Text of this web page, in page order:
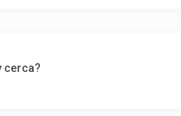
cerca?